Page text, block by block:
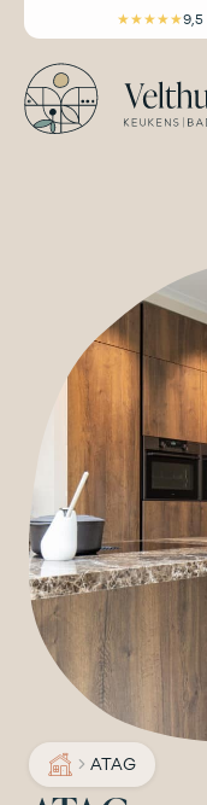
inhoud
★★★★★9,5
ATAG